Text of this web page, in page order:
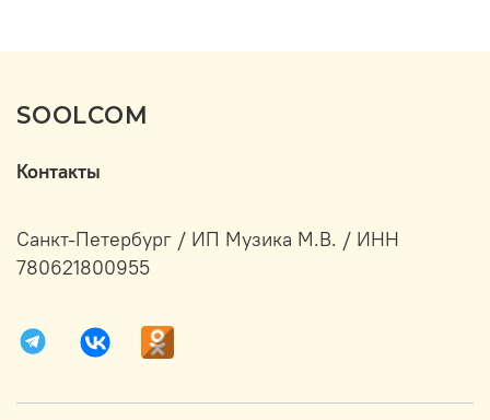
SOOLCOM
Контакты
Санкт-Петербург / ИП Музика М.В. / ИНН
780621800955